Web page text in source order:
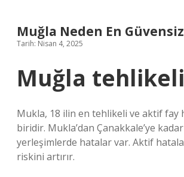
Muğla Neden En
Tarih: Nisan 4, 2025
Muğla
Mukla, 18 ilin en tehlikeli ve aktif fay
biridir. Mukla’dan Çanakkale’ye
yerleşimlerde hatalar var. Aktif
riskini artırır.